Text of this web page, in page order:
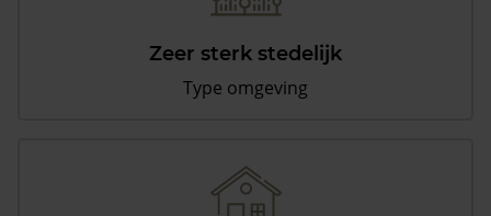
Zeer sterk stedelijk
Type omgeving